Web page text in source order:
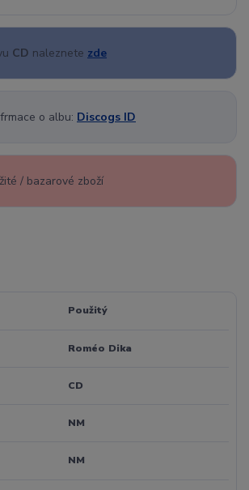
CD naleznete zde
o albu: Discogs ID
/ bazarové zboží
Použitý
Roméo Dika
CD
NM
NM